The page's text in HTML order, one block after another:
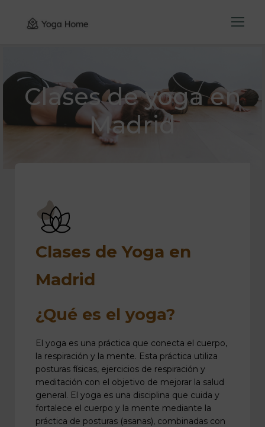
Clases de yoga en
Madrid
Clases de Yoga en
Madrid
¿Qué es el yoga?
El yoga es una práctica que conecta el cuerpo,
la respiración y la mente. Esta práctica utiliza
posturas físicas, ejercicios de respiración y
meditación con el objetivo de mejorar la salud
general. El yoga es una disciplina que cuida y
fortalece el cuerpo y la mente mediante la
práctica de posturas (asanas), combinadas con